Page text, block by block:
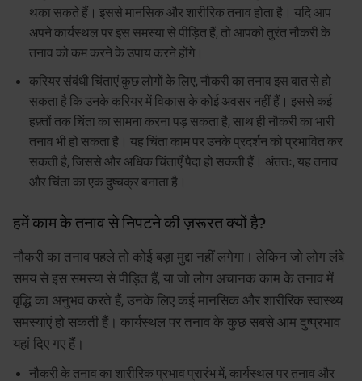
थका सकते हैं। इससे मानसिक और शारीरिक तनाव होता है। यदि आप
अपने कार्यस्थल पर इस समस्या से पीड़ित हैं, तो आपको तुरंत नौकरी के
तनाव को कम करने के उपाय करने होंगे।
करियर संबंधी चिंताएं कुछ लोगों के लिए, नौकरी का तनाव इस बात से हो
सकता है कि उनके करियर में विकास के कोई अवसर नहीं हैं। इससे कई
हफ़्तों तक चिंता का सामना करना पड़ सकता है, साथ ही नौकरी का भारी
तनाव भी हो सकता है। यह चिंता काम पर उनके प्रदर्शन को प्रभावित कर
सकती है, जिससे और अधिक चिंताएँ पैदा हो सकती हैं। अंततः, यह तनाव
और चिंता का एक दुष्चक्र बनाता है।
हमें काम के तनाव से निपटने की ज़रूरत क्यों है?
नौकरी का तनाव पहले तो कोई बड़ा मुद्दा नहीं लगेगा। लेकिन जो लोग लंबे
समय से इस समस्या से पीड़ित हैं, या जो लोग अचानक काम के तनाव में
वृद्धि का अनुभव करते हैं, उनके लिए कई मानसिक और शारीरिक स्वास्थ्य
समस्याएं हो सकती हैं। कार्यस्थल पर तनाव के कुछ सबसे आम दुष्प्रभाव
यहां दिए गए हैं।
नौकरी के तनाव का शारीरिक प्रभाव प्रारंभ में, कार्यस्थल पर तनाव और